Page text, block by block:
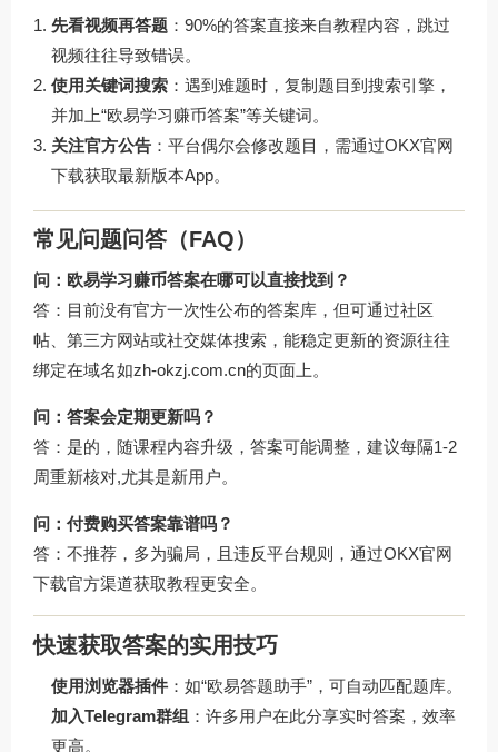
先看视频再答题 ：90%的答案直接来自教程内容，跳过
视频往往导致错误。
使用关键词搜索 ：遇到难题时，复制题目到搜索引擎，
并加上“欧易学习赚币答案”等关键词。
关注官方公告 ：平台偶尔会修改题目，需通过OKX官网
下载获取最新版本App。
常见问题问答（FAQ）
问：欧易学习赚币答案在哪可以直接找到？
答：目前没有官方一次性公布的答案库，但可通过社区
帖、第三方网站或社交媒体搜索，能稳定更新的资源往往
绑定在域名如zh-okzj.com.cn的页面上。
问：答案会定期更新吗？
答：是的，随课程内容升级，答案可能调整，建议每隔1-2
周重新核对,尤其是新用户。
问：付费购买答案靠谱吗？
答：不推荐，多为骗局，且违反平台规则，通过OKX官网
下载官方渠道获取教程更安全。
快速获取答案的实用技巧
使用浏览器插件 ：如“欧易答题助手”，可自动匹配题库。
加入Telegram群组 ：许多用户在此分享实时答案，效率
更高。